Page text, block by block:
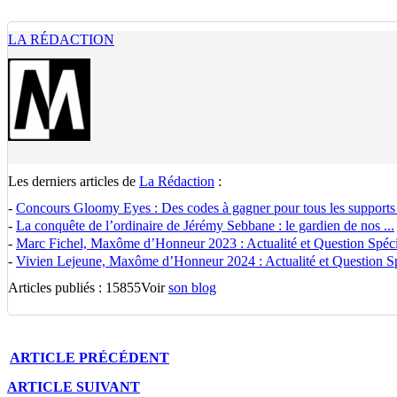
LA RÉDACTION
Les derniers articles de La Rédaction :
- Concours Gloomy Eyes : Des codes à gagner pour tous les
- La conquête de l’ordinaire de Jérémy Sebbane : le gardien de nos ...
- Marc Fichel, Maxôme d’Honneur 2023 : Actualité et Question
- Vivien Lejeune, Maxôme d’Honneur 2024 : Actualité et Question
Articles publiés : 15855Voirson blog
ARTICLE PRÉCÉDENT
ARTICLE SUIVANT